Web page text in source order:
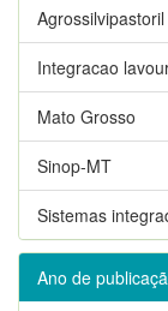
Agrossilvipastoril
Integracao
Mato Grosso
Sinop-MT
Sistemas
Ano de